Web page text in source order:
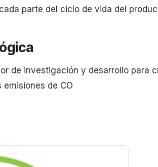
parte del ciclo de vida del
de investigación y desarrollo para
de CO